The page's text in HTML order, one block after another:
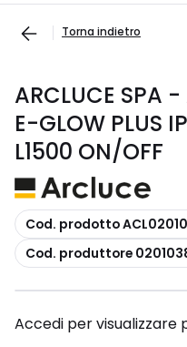
Torna indietro
ARCLUCE SPA
E-GLOW PLUS
L1500 ON/OFF
copia
Cod. prodotto
copia
Cod. produttore
Accedi per visualizzare